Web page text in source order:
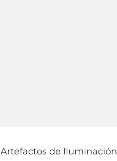
Artefactos de Iluminación